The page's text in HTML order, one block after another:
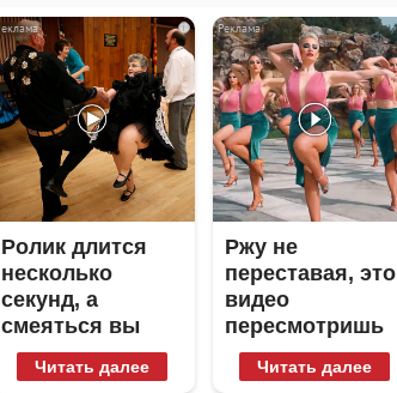
i
Ролик длится
несколько
секунд, а
смеяться вы
будете долго
Читать далее
Ржу не
переставая, это
видео
пересмотришь
не раз
Читать далее